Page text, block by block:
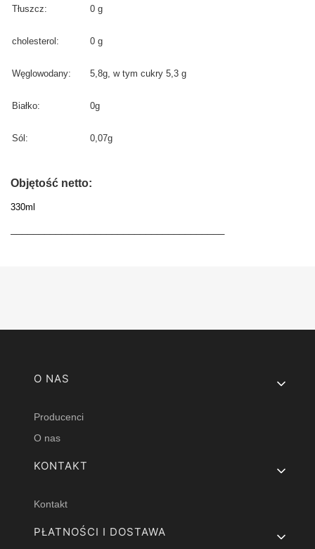
Tłuszcz: 0 g
cholesterol: 0 g
Węglowodany: 5,8g, w tym cukry 5,3 g
Białko: 0g
Sól: 0,07g
Objętość netto:
330ml
Linki w stopce
O NAS
Producenci
O nas
KONTAKT
Kontakt
PŁATNOŚCI I DOSTAWA